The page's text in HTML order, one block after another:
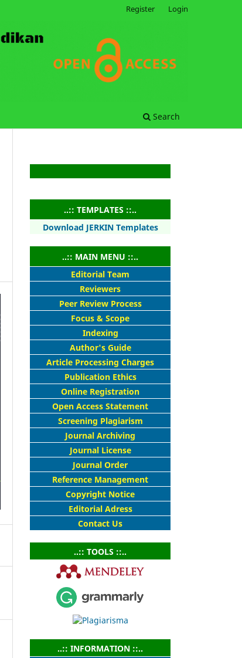
Search
Register Login
..:: TEMPLATES ::..
Download JERKIN Templates
..:: MAIN MENU ::..
Editorial Team
Reviewers
Peer Review Process
Focus & Scope
Indexing
Author's Guide
Article Processing Charges
Publication Ethics
Online Registration
Open Access Statement
Screening Plagiarism
Journal Archiving
Journal License
Journal Order
Reference Management
Copyright Notice
Editorial Adress
Contact Us
..:: TOOLS ::..
..:: INFORMATION ::..